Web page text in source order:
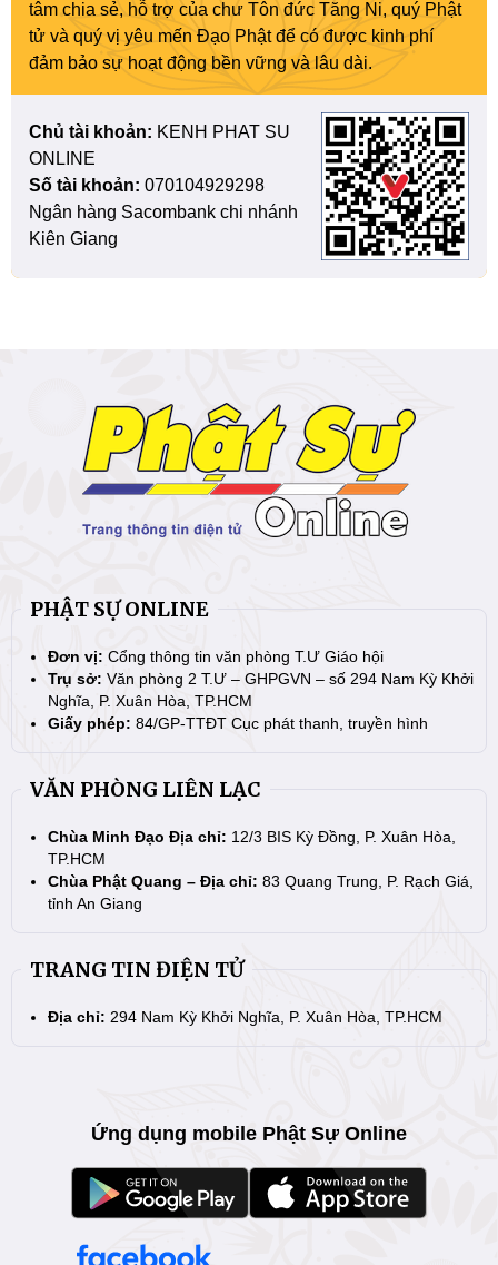
tâm chia sẻ, hỗ trợ của chư Tôn đức Tăng Ni, quý Phật
tử và quý vị yêu mến Đạo Phật để có được kinh phí
đảm bảo sự hoạt động bền vững và lâu dài.
Chủ tài khoản: KENH PHAT SU
ONLINE
Số tài khoản: 070104929298
Ngân hàng Sacombank chi nhánh
Kiên Giang
PHẬT SỰ ONLINE
Đơn vị: Cổng thông tin văn phòng T.Ư Giáo hội
Trụ sở: Văn phòng 2 T.Ư – GHPGVN – số 294 Nam Kỳ Khởi
Nghĩa, P. Xuân Hòa, TP.HCM
Giấy phép: 84/GP-TTĐT Cục phát thanh, truyền hình
VĂN PHÒNG LIÊN LẠC
Chùa Minh Đạo Địa chỉ: 12/3 BIS Kỳ Đồng, P. Xuân Hòa,
TP.HCM
Chùa Phật Quang – Địa chỉ: 83 Quang Trung, P. Rạch Giá,
tỉnh An Giang
TRANG TIN ĐIỆN TỬ
Địa chỉ: 294 Nam Kỳ Khởi Nghĩa, P. Xuân Hòa, TP.HCM
Ứng dụng mobile Phật Sự Online